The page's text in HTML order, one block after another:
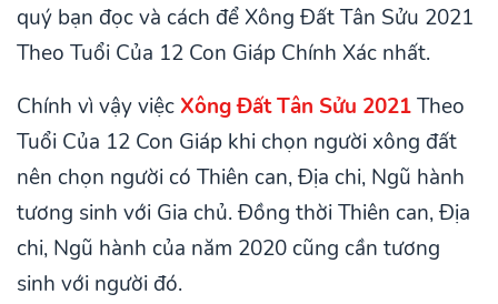
quý bạn đọc và cách để Xông Đất Tân Sửu 2021
Theo Tuổi Của 12 Con Giáp Chính Xác nhất.
Chính vì vậy việc Xông Đất Tân Sửu 2021Theo
Tuổi Của 12 Con Giáp khi chọn người xông đất
nên chọn người có Thiên can, Địa chi, Ngũ hành
tương sinh với Gia chủ. Đồng thời Thiên can, Địa
chi, Ngũ hành của năm 2020 cũng cần tương
sinh với người đó.